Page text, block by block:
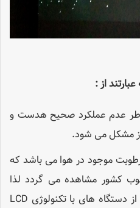
از :
عدم عملکرد صحیح هدست و
مشکل می شود.
رطوبت موجود در هوا می باشد که
کشور مشاهده می گردد لذا
پیشنهاد می شود در این مناطق از دستگاه های با تکنولوژی LCD